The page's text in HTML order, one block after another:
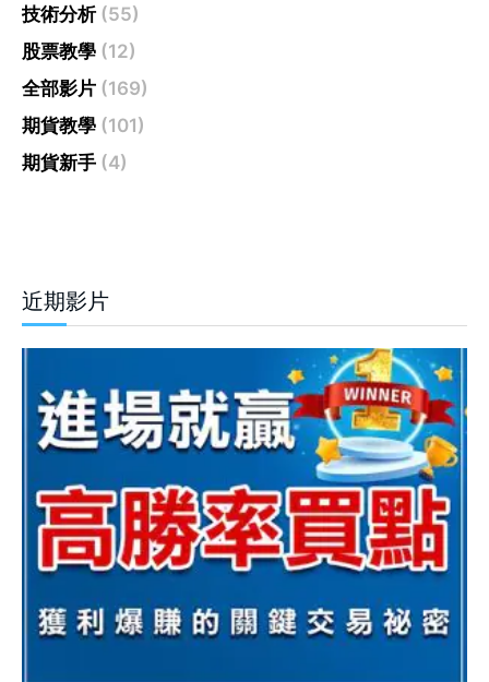
技術分析(55)
股票教學 (12)
全部影片 (169)
期貨教學 (101)
期貨新手 (4)
近期影片